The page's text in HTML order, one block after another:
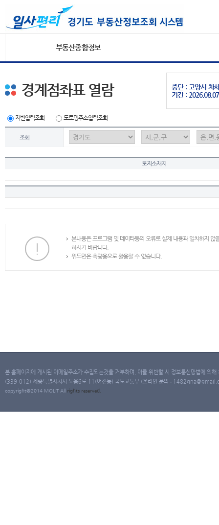
부동산종합정보
중단 : 고양시 차
기간 :
경계점좌표 열람
지번입력조회 도로명주소입력조회
조회
토지소재지
본내용은 프로그램 및 데이타등의 오류로 실제 내용과 일치하지
하시기 바랍니다.
위도면은 측량용으로 활용할 수 없습니다.
본 홈페이지에 게시된 이메일주소가 수집되는것을 거부하며, 이를 위반할 시 정보통신망법에 의
(339-012) 세종특별자치시 도움6로 11(어진동) 국토교통부 (온라인 문의 :
copyright@2014 MOLIT All rights reserved.